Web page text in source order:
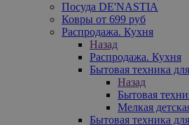
Посуда DE'NASTIA
Ковры от 699 руб
Распродажа. Кухня
Назад
Распродажа. Кухня
Бытовая техника
Назад
Бытовая
Мелкая
Бытовая техника